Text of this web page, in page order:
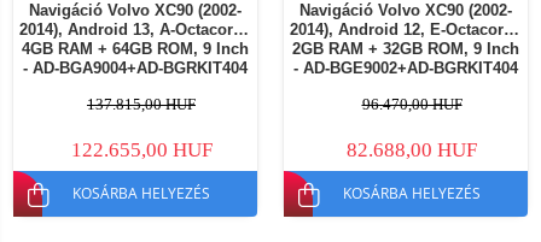
Navigáció Volvo XC90 (2002-
2014), Android 13, A-Octacore /
4GB RAM + 64GB ROM, 9 Inch
- AD-BGA9004+AD-BGRKIT404
137.815,00 HUF
122.655,00 HUF
KOSÁRBA HELYEZÉS
Navigáció Volvo XC90 (2002-
2014), Android 12, E-Octacore /
2GB RAM + 32GB ROM, 9 Inch
- AD-BGE9002+AD-BGRKIT404
96.470,00 HUF
82.688,00 HUF
KOSÁRBA HELYEZÉS